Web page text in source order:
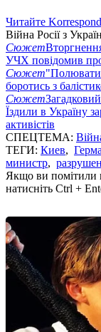
Читайте
Війна Росії з
Сюжет
УЧХ повідомив
Сюжет"Полювати
боротись з
Сюжет
Їздили в Україну
активістів
СПЕЦТЕМА:
ТЕГИ: Киев,
министр,
Якщо ви помітили
натисніть Ctrl +